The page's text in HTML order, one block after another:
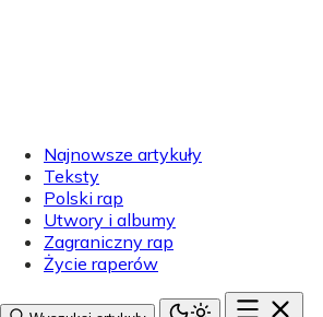
Najnowsze artykuły
Teksty
Polski rap
Utwory i albumy
Zagraniczny rap
Życie raperów